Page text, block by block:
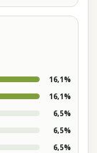
16,1%
16,1%
6,5%
6,5%
6,5%